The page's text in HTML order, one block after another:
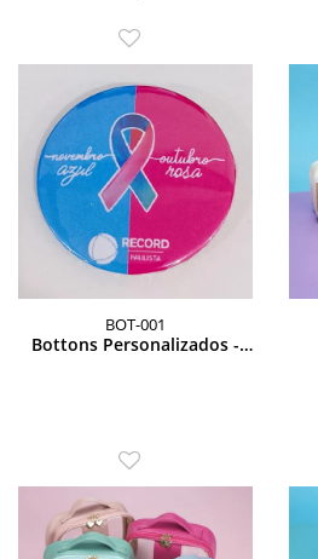
BOT-001
Bottons Personalizados -